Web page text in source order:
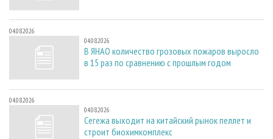
04.08.2026
04.08.2026
В ЯНАО количество грозовых пожаров выросло
в 15 раз по сравнению с прошлым годом
04.08.2026
04.08.2026
Сегежа выходит на китайский рынок пеллет и
строит биохимкомплекс